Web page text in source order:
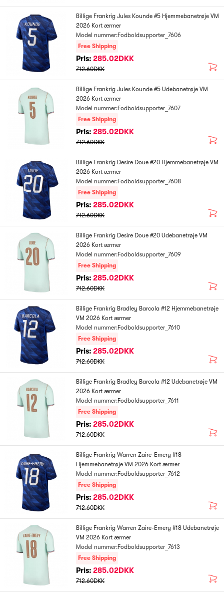
Billige Frankrig Jules Kounde #5 Hjemmebanetrøje VM
2026 Kort ærmer
Model nummer:Fodboldsupporter_7606
Free Shipping
Pris: 285.02DKK
712.60DKK
Billige Frankrig Jules Kounde #5 Udebanetrøje VM
2026 Kort ærmer
Model nummer:Fodboldsupporter_7607
Free Shipping
Pris: 285.02DKK
712.60DKK
Billige Frankrig Desire Doue #20 Hjemmebanetrøje VM
2026 Kort ærmer
Model nummer:Fodboldsupporter_7608
Free Shipping
Pris: 285.02DKK
712.60DKK
Billige Frankrig Desire Doue #20 Udebanetrøje VM
2026 Kort ærmer
Model nummer:Fodboldsupporter_7609
Free Shipping
Pris: 285.02DKK
712.60DKK
Billige Frankrig Bradley Barcola #12 Hjemmebanetrøje
VM 2026 Kort ærmer
Model nummer:Fodboldsupporter_7610
Free Shipping
Pris: 285.02DKK
712.60DKK
Billige Frankrig Bradley Barcola #12 Udebanetrøje VM
2026 Kort ærmer
Model nummer:Fodboldsupporter_7611
Free Shipping
Pris: 285.02DKK
712.60DKK
Billige Frankrig Warren Zaire-Emery #18
Hjemmebanetrøje VM 2026 Kort ærmer
Model nummer:Fodboldsupporter_7612
Free Shipping
Pris: 285.02DKK
712.60DKK
Billige Frankrig Warren Zaire-Emery #18 Udebanetrøje
VM 2026 Kort ærmer
Model nummer:Fodboldsupporter_7613
Free Shipping
Pris: 285.02DKK
712.60DKK